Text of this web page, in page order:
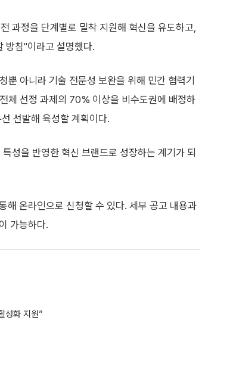
과정을 단계별로 밀착 지원해 혁신을 유도하고,
방침"이라고 설명했다.
뿐 아니라 기술 전문성 보완을 위해 민간 협력기
체 선정 과제의 70% 이상을 비수도권에 배정하
선발해 육성할 계획이다.
성을 반영한 혁신 브랜드로 성장하는 계기가 되
해 온라인으로 신청할 수 있다. 세부 공고 내용과
가능하다.
성화 지원”